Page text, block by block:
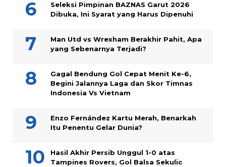
Seleksi Pimpinan BAZNAS Garut 2026
Dibuka, Ini Syarat yang Harus Dipenuhi
Man Utd vs Wrexham Berakhir Pahit, Apa
yang Sebenarnya Terjadi?
Gagal Bendung Gol Cepat Menit Ke-6,
Begini Jalannya Laga dan Skor Timnas
Indonesia Vs Vietnam
Enzo Fernández Kartu Merah, Benarkah
Itu Penentu Gelar Dunia?
Hasil Akhir Persib Unggul 1-0 atas
Tampines Rovers, Gol Balsa Sekulic